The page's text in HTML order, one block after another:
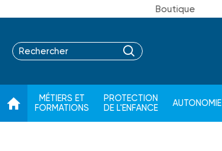
Boutique
MÉTIERS ET
FORMATIONS
PROTECTION
DE L'ENFANCE
AUTONOMIE